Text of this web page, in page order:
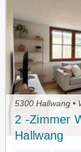
5300 Hallwang •
2 -Zimmer
Hallwang